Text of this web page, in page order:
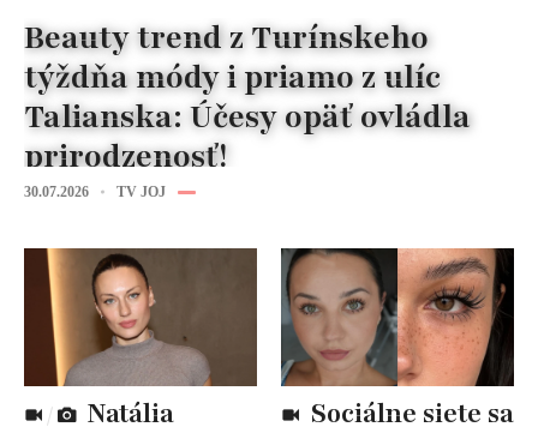
Beauty trend z Turínskeho
týždňa módy i priamo z ulíc
Talianska: Účesy opäť ovládla
prirodzenosť!
30.07.2026 TV JOJ